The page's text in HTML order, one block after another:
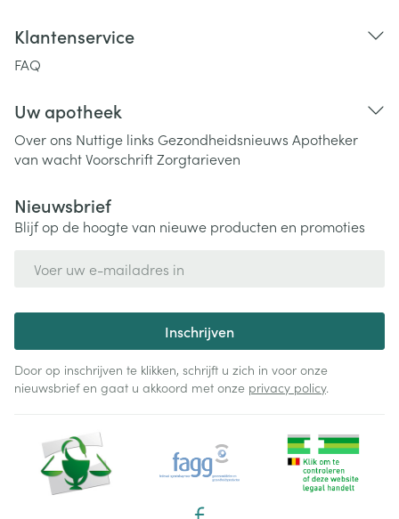
Klantenservice
FAQ
Uw apotheek
Over ons Nuttige links Gezondheidsnieuws Apotheker
van wachtVoorschriftZorgtarieven
Nieuwsbrief
Blijf op de hoogte van nieuwe producten en promoties
Inschrijven
Door op inschrijven te klikken, schrijft u zich in voor onze
nieuwsbrief en gaat u akkoord met onze privacy policy.